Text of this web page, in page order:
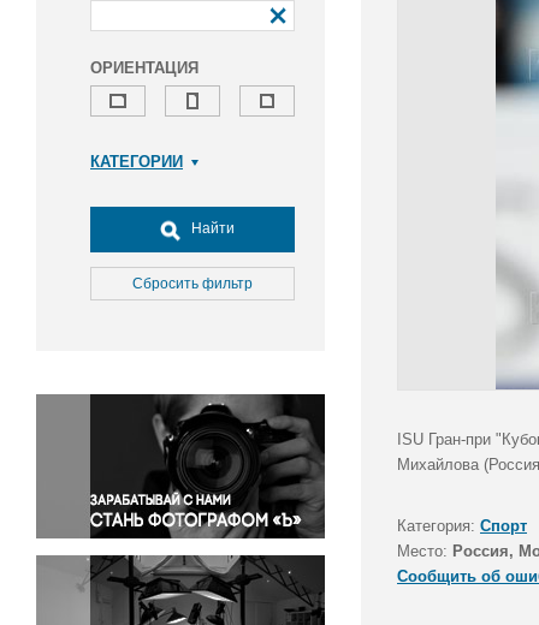
ОРИЕНТАЦИЯ
КАТЕГОРИИ
Досуг, туризм и отдых
Культура
Медицина
Окружающая среда
Политика
Правосудие
Происшествия и конфликты
Религия
Светская жизнь
Спорт
Экология
Найти
Сбросить фильтр
ISU Гран-при
Михайлова
Категория: Спорт
Место: Россия,
Сообщить об